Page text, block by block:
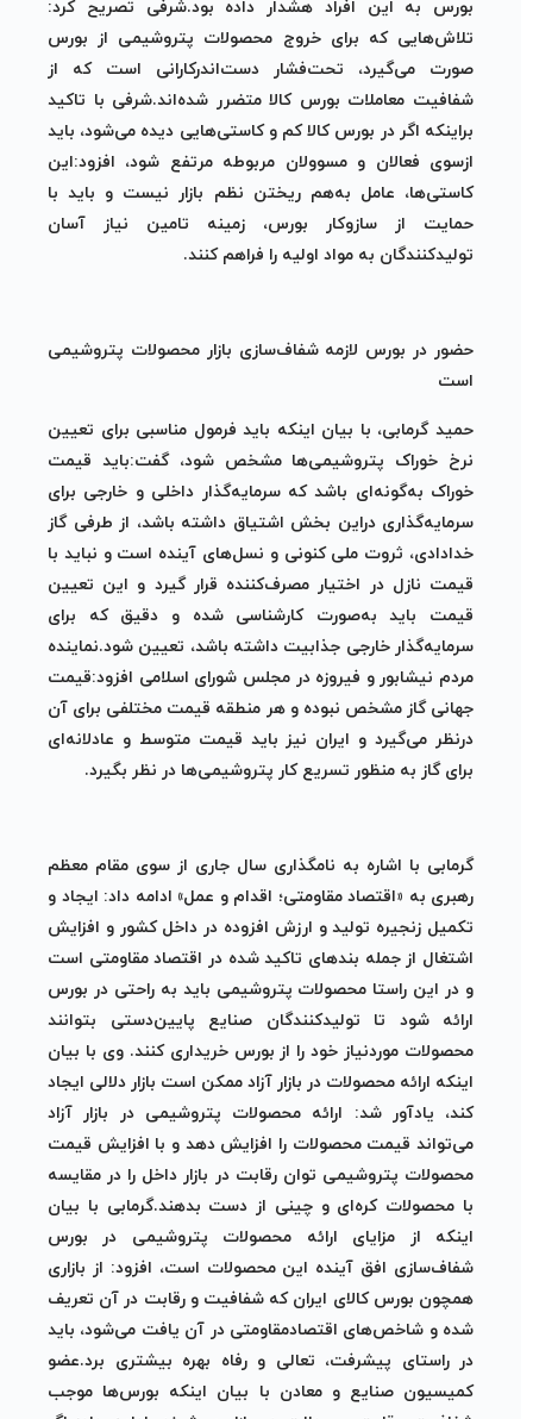
بورس به این افراد هشدار داده بود.شرفی تصریح کرد:
تلاش‌هایی که برای خروج محصولات پتروشیمی از بورس
صورت می‌گیرد، تحت‌فشار دست‌اندرکارانی است که از
شفافیت معاملات بورس کالا متضرر شده‌اند.شرفی با تاکید
براینکه اگر در بورس کالا کم و کاستی‌هایی دیده می‌شود، باید
ازسوی فعالان و مسوولان مربوطه مرتفع شود، افزود:این
کاستی‌ها، عامل به‌هم ریختن نظم بازار نیست و باید با
حمایت از سازوکار بورس، زمینه تامین نیاز آسان
تولیدکنندگان به مواد اولیه را فراهم کنند.
حضور در بورس لازمه شفاف‌سازی بازار محصولات پتروشیمی
است
حمید گرمابی، با بیان اینکه باید فرمول مناسبی برای تعیین
نرخ خوراک پتروشیمی‌ها مشخص شود، گفت:باید قیمت
خوراک به‌گونه‌ای باشد که سرمایه‌گذار داخلی و خارجی برای
سرمایه‌گذاری دراین بخش اشتیاق داشته باشد، از طرفی گاز
خدادادی، ثروت ملی کنونی و نسل‌های آینده است و نباید با
قیمت نازل در اختیار مصرف‌کننده قرار گیرد و این تعیین
قیمت باید به‌صورت کارشناسی شده و دقیق که برای
سرمایه‌گذار خارجی جذابیت داشته باشد، تعیین شود.نماینده
مردم نیشابور و فیروزه در مجلس شورای اسلامی افزود:قیمت
جهانی گاز مشخص نبوده و هر منطقه قیمت مختلفی برای آن
درنظر می‌گیرد و ایران نیز باید قیمت متوسط و عادلانه‌ای
برای گاز به منظور تسریع کار پتروشیمی‌ها در نظر بگیرد.
گرمابی با اشاره به نامگذاری سال جاری از سوی مقام معظم
رهبری به «اقتصاد مقاومتی؛ اقدام و عمل» ادامه داد: ایجاد و
تکمیل زنجیره تولید و ارزش افزوده در داخل کشور و افزایش
اشتغال از جمله بندهای تاکید شده در اقتصاد مقاومتی است
و در این راستا محصولات پتروشیمی باید به راحتی در بورس
ارائه شود تا تولیدکنندگان صنایع پایین‌دستی بتوانند
محصولات موردنیاز خود را از بورس خریداری کنند. وی با بیان
اینکه ارائه محصولات در بازار آزاد ممکن است بازار دلالی ایجاد
کند، یادآور شد: ارائه محصولات پتروشیمی در بازار آزاد
می‌تواند قیمت محصولات را افزایش دهد و با افزایش قیمت
محصولات پتروشیمی توان رقابت در بازار داخل را در مقایسه
با محصولات کره‌ای و چینی از دست بدهند.گرمابی با بیان
اینکه از مزایای ارائه محصولات پتروشیمی در بورس
شفاف‌سازی افق آینده این محصولات است، افزود: از بازاری
همچون بورس کالای ایران که شفافیت و رقابت در آن تعریف
شده و شاخص‌های اقتصادمقاومتی در آن یافت می‌شود، باید
در راستای پیشرفت، تعالی و رفاه بهره ‌بیشتری برد.عضو
کمیسیون صنایع و معادن با بیان اینکه بورس‌ها موجب